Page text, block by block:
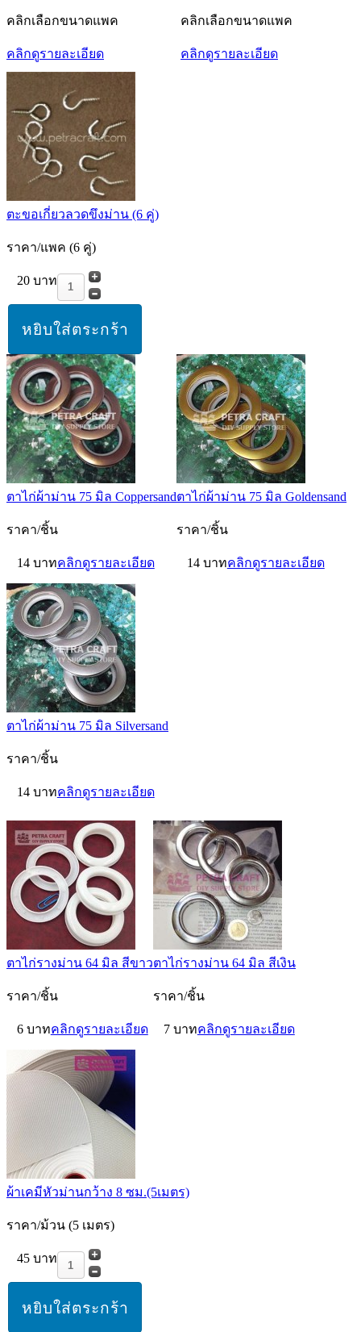
คลิกเลือกขนาดแพค
คลิกดูรายละเอียด
คลิกเลือกขนาดแพค
คลิกดูรายละเอียด
ตะขอเกี่ยวลวดขึงม่าน (6 คู่)
ราคา/แพค (6 คู่)
20 บาท
ตาไก่ผ้าม่าน 75 มิล Coppersand
ราคา/ชิ้น
14 บาทคลิกดูรายละเอียด
ตาไก่ผ้าม่าน 75 มิล Goldensand
ราคา/ชิ้น
14 บาทคลิกดูรายละเอียด
ตาไก่ผ้าม่าน 75 มิล Silversand
ราคา/ชิ้น
14 บาทคลิกดูรายละเอียด
ตาไก่รางม่าน 64 มิล สีขาว
ราคา/ชิ้น
6 บาทคลิกดูรายละเอียด
ตาไก่รางม่าน 64 มิล สีเงิน
ราคา/ชิ้น
7 บาทคลิกดูรายละเอียด
ผ้าเคมีหัวม่านกว้าง 8 ซม.(5เมตร)
ราคา/ม้วน (5 เมตร)
45 บาท